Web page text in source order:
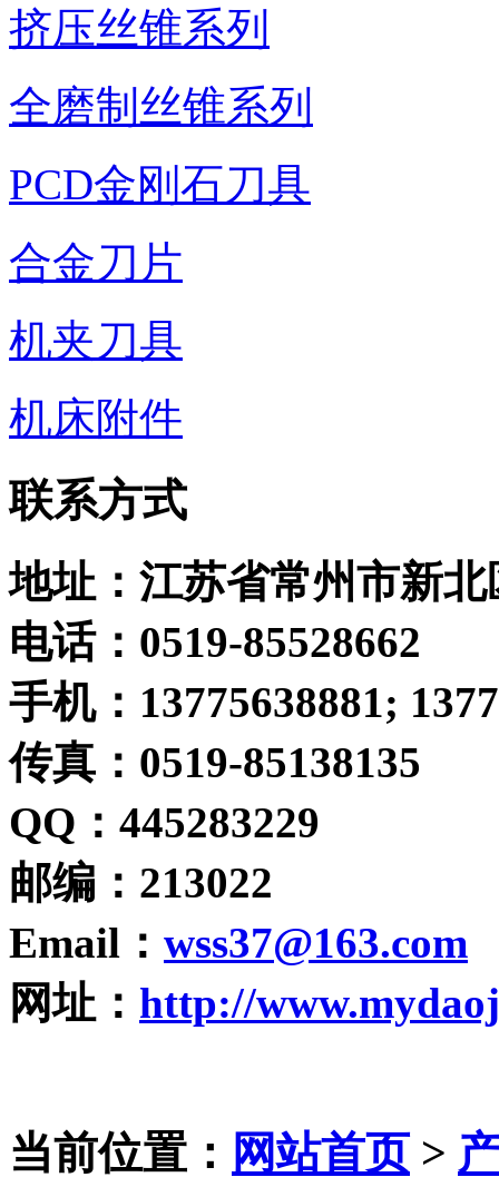
挤压丝锥系列
全磨制丝锥系列
PCD金刚石刀具
合金刀片
机夹刀具
机床附件
联系方式
地址 ：江苏省常州市新
电话：0519-85528662
手机：13775638881;
传真：0519-85138135
QQ ：445283229
邮编 ：213022
Email ： wss37@163.com
网址 ： http://
当前位置： 网站首页>